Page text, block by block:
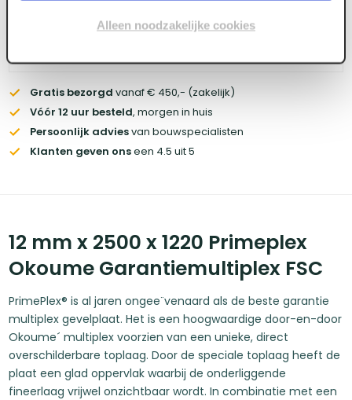
Alleen noodzakelijke cookies
account
Gratis bezorgd vanaf € 450,- (zakelijk)
Vóór 12 uur besteld, morgen in huis
Persoonlijk adviesvan bouwspecialisten
Klanten geven onseen 4.5 uit 5
12 mm x 2500 x 1220 Primeplex
Okoume Garantiemultiplex FSC
PrimePlex® is al jaren ongee¨venaard als de beste garantie
multiplex gevelplaat. Het is een hoogwaardige door-en-door
Okoume´ multiplex voorzien van een unieke, direct
overschilderbare toplaag. Door de speciale toplaag heeft de
plaat een glad oppervlak waarbij de onderliggende
fineerlaag vrijwel onzichtbaar wordt. In combinatie met een